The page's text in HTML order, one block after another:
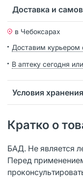
Доставка и
в Чебоксарах
Доставим курьером
В аптеку сегодня
Условия хранения
Кратко о
БАД. Не является
Перед